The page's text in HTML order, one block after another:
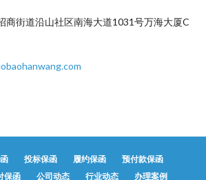
商街道沿山社区南海大道1031号万海大厦C
投标保函 履约保函
预付款保函
保函 公司动态 行业动态 办理案例